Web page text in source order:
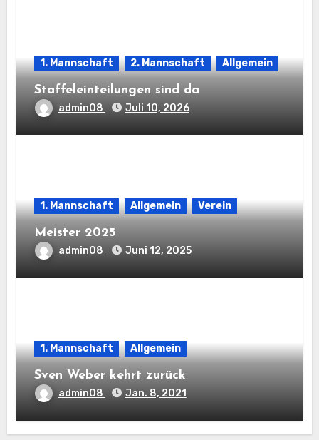
1. Mannschaft 2. Mannschaft Allgemein
Staffeleinteilungen sind da
admin08 Juli 10, 2026
1. Mannschaft Allgemein Verein
Meister 2025
admin08 Juni 12, 2025
1. Mannschaft Allgemein
Sven Weber kehrt zurück
admin08 Jan. 8, 2021